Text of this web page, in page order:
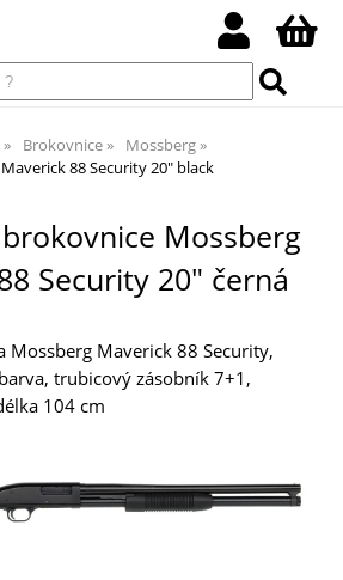
Brokovnice
Mossberg
88 Security 20" black
Mossberg
Security 20" černá
Mossberg Maverick 88 Security,
trubicový zásobník 7+1,
104 cm